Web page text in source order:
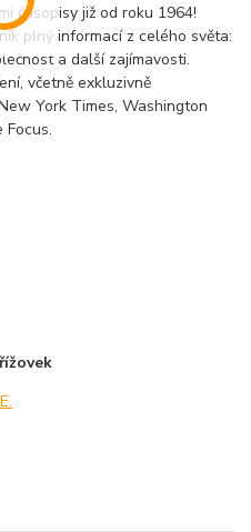
časopisy již od roku 1964!
plný informací z celého světa:
a další zajímavosti.
včetně exkluzivně
York Times, Washington
Focus.